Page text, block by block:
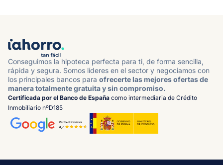
Conseguimos la hipoteca perfecta para ti, de forma sencilla,
rápida y segura. Somos líderes en el sector y negociamos con
los principales bancos para ofrecerte las mejores ofertas de
manera totalmente gratuita y sin compromiso.
Certificada por el Banco de España como intermediaria de Crédito
Inmobiliario nºD185